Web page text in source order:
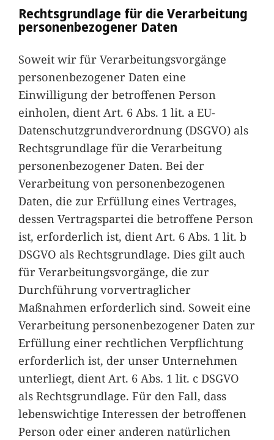
Rechtsgrundlage für die Verarbeitung
personenbezogener Daten
Soweit wir für Verarbeitungsvorgänge
personenbezogener Daten eine
Einwilligung der betroffenen Person
einholen, dient Art. 6 Abs. 1 lit. a EU-
Datenschutzgrundverordnung (DSGVO) als
Rechtsgrundlage für die Verarbeitung
personenbezogener Daten. Bei der
Verarbeitung von personenbezogenen
Daten, die zur Erfüllung eines Vertrages,
dessen Vertragspartei die betroffene Person
ist, erforderlich ist, dient Art. 6 Abs. 1 lit. b
DSGVO als Rechtsgrundlage. Dies gilt auch
für Verarbeitungsvorgänge, die zur
Durchführung vorvertraglicher
Maßnahmen erforderlich sind. Soweit eine
Verarbeitung personenbezogener Daten zur
Erfüllung einer rechtlichen Verpflichtung
erforderlich ist, der unser Unternehmen
unterliegt, dient Art. 6 Abs. 1 lit. c DSGVO
als Rechtsgrundlage. Für den Fall, dass
lebenswichtige Interessen der betroffenen
Person oder einer anderen natürlichen